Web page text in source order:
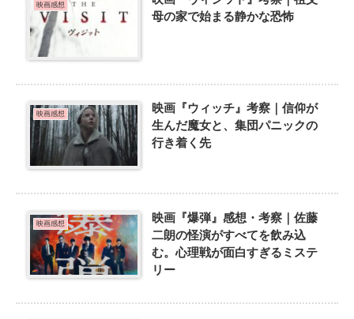
映画感想
母の家で始まる静かな恐怖
映画感想
映画『ウィッチ』考察｜信仰が
生んだ魔女と、集団パニックの
行き着く先
映画感想
映画『爆弾』感想・考察｜佐藤
二朗の怪演がすべてを飲み込
む。心理戦が面白すぎるミステ
リー